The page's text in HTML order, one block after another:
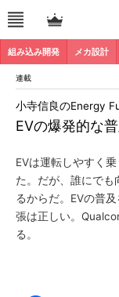
組み込み開発 メカ設計
連載
EVの爆発的な
小寺信良のEnergy
EVは運転しやすく
た。だが、誰にでも
るからだ。EVの普
張は正しい。
る。